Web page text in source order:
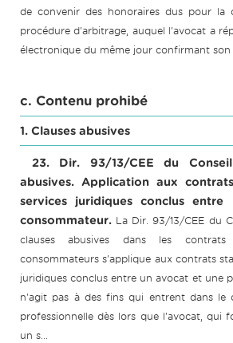
de convenir des honoraires dus pour la
procédure d'arbitrage, auquel l'avocat a
électronique du même jour confirmant son
c. Contenu prohibé
1. Clauses abusives
23. Dir. 93/13/CEE du
abusives. Application aux
services juridiques conclus
consommateur. La Dir. 93/13/CEE du
clauses abusives dans les
consommateurs s'applique aux contrats
juridiques conclus entre un avocat et une
n'agit pas à des fins qui entrent dans le
professionnelle dès lors que l'avocat, qui
un s...